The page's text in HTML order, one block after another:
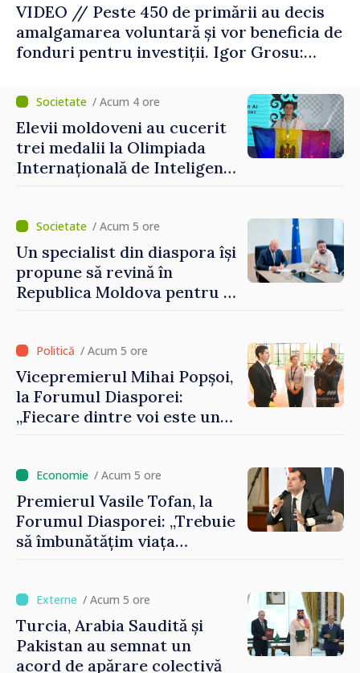
VIDEO // Peste 450 de primării au decis
amalgamarea voluntară și vor beneficia de
fonduri pentru investiții. Igor Grosu:
dăm o șansă localităților să se dezvolte”
/ Acum 4 ore
Elevii moldoveni au cucerit
trei medalii la Olimpiada
Internațională de Inteligență
/ Acum 5 ore
Un specialist din diaspora își
propune să revină în
Republica Moldova pentru a
/ Acum 5 ore
Vicepremierul Mihai Popșoi,
la Forumul Diasporei:
„Fiecare dintre voi este un
imaginii Republicii Moldova”
/ Acum 5 ore
Premierul Vasile Tofan, la
Forumul Diasporei: „Trebuie
să îmbunătățim viața
/ Acum 5 ore
Turcia, Arabia Saudită și
Pakistan au semnat un
acord de apărare colectivă